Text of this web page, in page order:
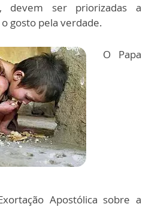
devem ser priorizadas a
gosto pela verdade.
O Papa
Apostólica sobre a